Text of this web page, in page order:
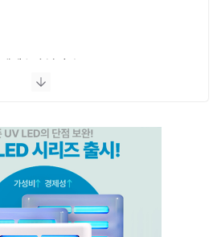
엔페스 충남지사
(주)비타솔루션
세화방역